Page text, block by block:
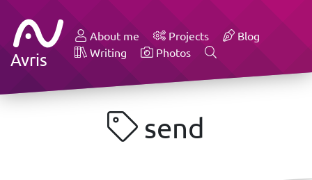
Avris
About me Projects
Blog
Writing
Photos
send